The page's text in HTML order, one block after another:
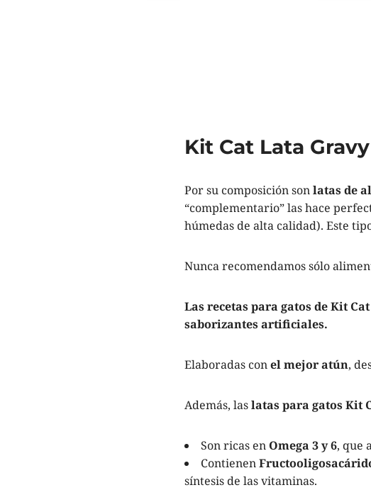
Kit Cat Lata
Por su composición sonlatas de
“complementario” las hace
húmedas de alta calidad). Este
Nunca recomendamos sólo
Las recetas para gatos de Kit
saborizantes artificiales.
Elaboradas conel mejor atún,
Además, laslatas para gatos Kit
Son ricas en Omega 3 y 6, que
Contienen
síntesis de las vitaminas.